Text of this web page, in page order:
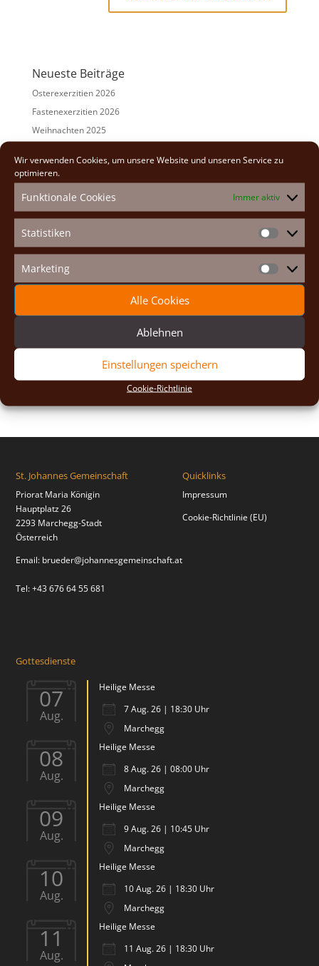
Wir verwenden Cookies, um unsere Website und unseren Service zu
optimieren.
Funktionale Cookies Immer aktiv
Statistiken
Marketing Marketing
Alle Cookies
Ablehnen
Einstellungen speichern
Cookie-Richtlinie
r
n
i
e
:
Neueste Beiträge
Osterexerzitien 2026
Fastenexerzitien 2026
Weihnachten 2025
Adventexerzitien 2025
Alle Beiträge
2026(2)
2025(7)
2024(5)
(13)
2021(7)
2019(8)
St. Johannes Gemeinschaft
Priorat Maria Königin
Hauptplatz 26
2293 Marchegg-Stadt
Österreich
Email: brueder@johannesgemeinschaft.at
Tel: +43 676 64 55 681
Quicklinks
Impressum
Cookie-Richtlinie (EU)
Gottesdienste
07
Aug.
Heilige Messe
7 Aug. 26 | 18:30 Uhr
Marchegg
08
Aug.
Heilige Messe
8 Aug. 26 | 08:00 Uhr
Marchegg
09
Aug.
Heilige Messe
9 Aug. 26 | 10:45 Uhr
Marchegg
10
Aug.
Heilige Messe
10 Aug. 26 | 18:30 Uhr
Marchegg
11
Aug.
Heilige Messe
11 Aug. 26 | 18:30 Uhr